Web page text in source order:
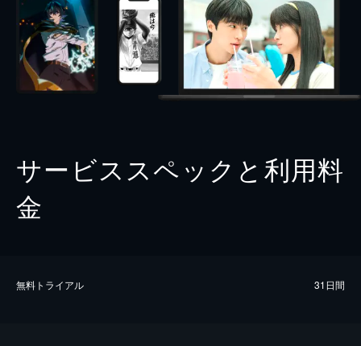
サービススペックと利用料
金
無料トライアル 31日間